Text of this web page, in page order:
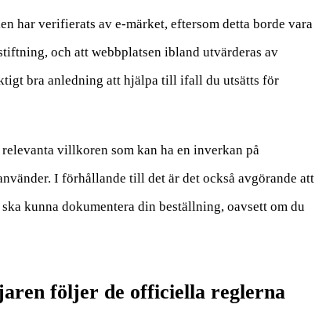
har verifierats av e-märket, eftersom detta borde vara
och att webbplatsen ibland utvärderas av
bra anledning att hjälpa till ifall du utsätts för
villkoren som kan ha en inverkan på
I förhållande till det är det också avgörande att
kunna dokumentera din beställning, oavsett om du
följer de officiella reglerna